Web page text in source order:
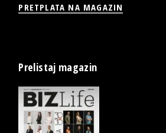
PRETPLATA NA MAGAZIN
Prelistaj magazin